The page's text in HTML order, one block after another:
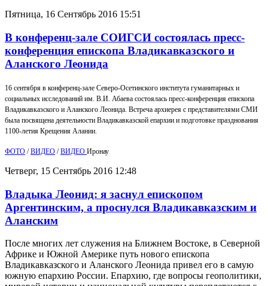
Пятница, 16 Сентябрь 2016 15:51
В конференц-зале СОИГСИ состоялась пресс-
конференция епископа Владикавказского и
Аланского Леонида
16 сентября в конференц-зале Северо-Осетинского института гуманитарных и
социальных исследований им. В.И. Абаева состоялась пресс-конференция епископа
Владикавказского и Аланского Леонида. Встреча архиерея с представителями СМИ
была посвящена деятельности Владикавказской епархии и подготовке празднования
1100-летия Крещения Алании.
ФОТО /ВИДЕО /ВИДЕО Иронау
Четверг, 15 Сентябрь 2016 12:48
Владыка Леонид: я заснул епископом
Аргентинским, а проснулся Владикавказским и
Аланским
После многих лет служения на Ближнем Востоке, в Северной
Африке и Южной Америке путь нового епископа
Владикавказского и Аланского Леонида привел его в самую
южную епархию России. Епархию, где вопросы геополитики,